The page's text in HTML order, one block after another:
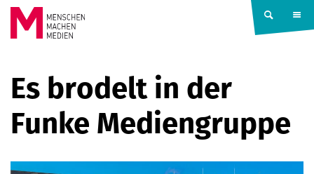
Springe zum Inhalt
MACHEN
MEDIEN
Es brodelt in der
Funke Mediengruppe